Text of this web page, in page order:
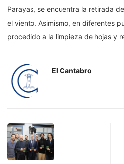
Parayas, se encuentra la retirada
el viento. Asimismo, en diferentes
procedido a la limpieza de hojas y
El Cantabro